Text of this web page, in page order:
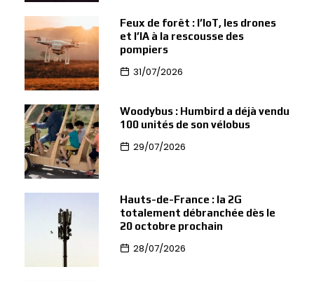
Feux de forêt : l’IoT, les drones
et l’IA à la rescousse des
pompiers
31/07/2026
Woodybus : Humbird a déjà vendu
100 unités de son vélobus
29/07/2026
Hauts-de-France : la 2G
totalement débranchée dès le
20 octobre prochain
28/07/2026